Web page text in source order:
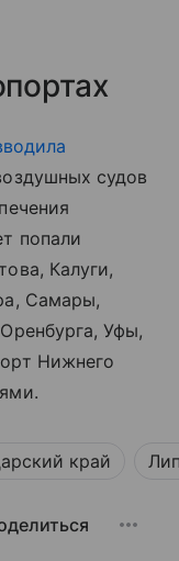
судов
попали
Калуги,
Самары,
Уфы,
Нижнего
край